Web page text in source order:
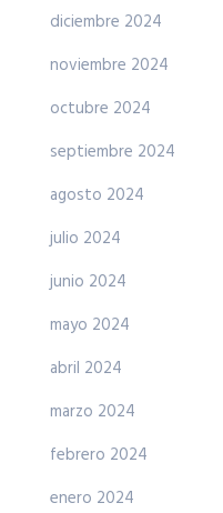
diciembre 2024
noviembre 2024
octubre 2024
septiembre 2024
agosto 2024
julio 2024
junio 2024
mayo 2024
abril 2024
marzo 2024
febrero 2024
enero 2024